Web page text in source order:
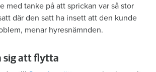
med tanke på att sprickan var så stor
där den satt ha insett att den kunde
menar hyresnämnden.
sig att flytta